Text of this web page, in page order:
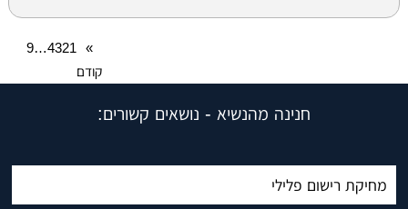
»
קודם
1
2
3
4
…
9
חנינה מהנשיא - נושאים קשורים:
מחיקת רישום פלילי